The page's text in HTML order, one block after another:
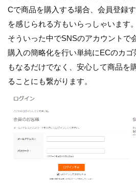
Cで商品を購入する場合、会員登録
を感じられる方もいらっしゃいます。
そういった中でSNSのアカウントで
購入の簡略化を行い単純にECのカ
もなるだけでなく、安心して商品を
ることにも繋がります。